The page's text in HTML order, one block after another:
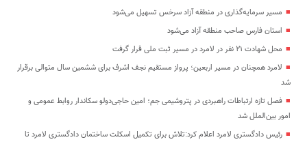
مسیر سرمایه‌گذاری در منطقه آزاد سرخس تسهیل می‌شود
استان فارس صاحب منطقه آزاد می‌شود
محل شهادت ۲۱ نفر در لامرد در مسیر ثبت ملی قرار گرفت
لامرد همچنان در مسیر اربعین؛ پرواز مستقیم نجف اشرف برای ششمین سال متوالی برقرار
شد
فصل تازه ارتباطات راهبردی در پتروشیمی جم؛ امین حاجی‌دولو سکاندار روابط عمومی و
امور بین‌الملل شد
رئیس دادگستری لامرد اعلام کرد:تلاش برای تکمیل اسکلت ساختمان دادگستری لامرد تا